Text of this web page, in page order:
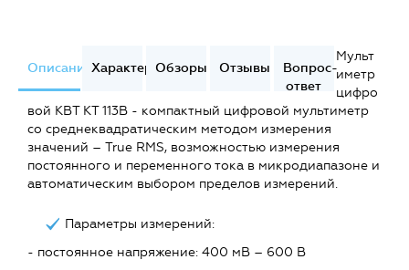
ОписаниеХарактеристики
Обзоры Отзывы
Вопрос-
ответ
Мульт
иметр
цифро
вой КВТ KT 113B - компактный цифровой мультиметр
со среднеквадратическим методом измерения
значений – True RMS, возможностью измерения
постоянного и переменного тока в микродиапазоне и
автоматическим выбором пределов измерений.
Параметры измерений:
- постоянное напряжение: 400 мВ – 600 В